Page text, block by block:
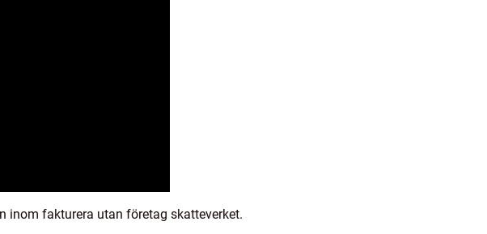
inom fakturera utan företag skatteverket.